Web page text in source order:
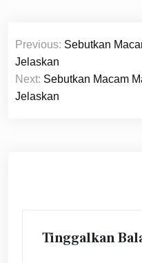
Navigasi
pos
Previous: Sebutkan
Jelaskan
Next: Sebutkan Macam
Jelaskan
Tinggalkan